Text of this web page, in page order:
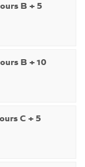
B + 5
B + 10
C + 5